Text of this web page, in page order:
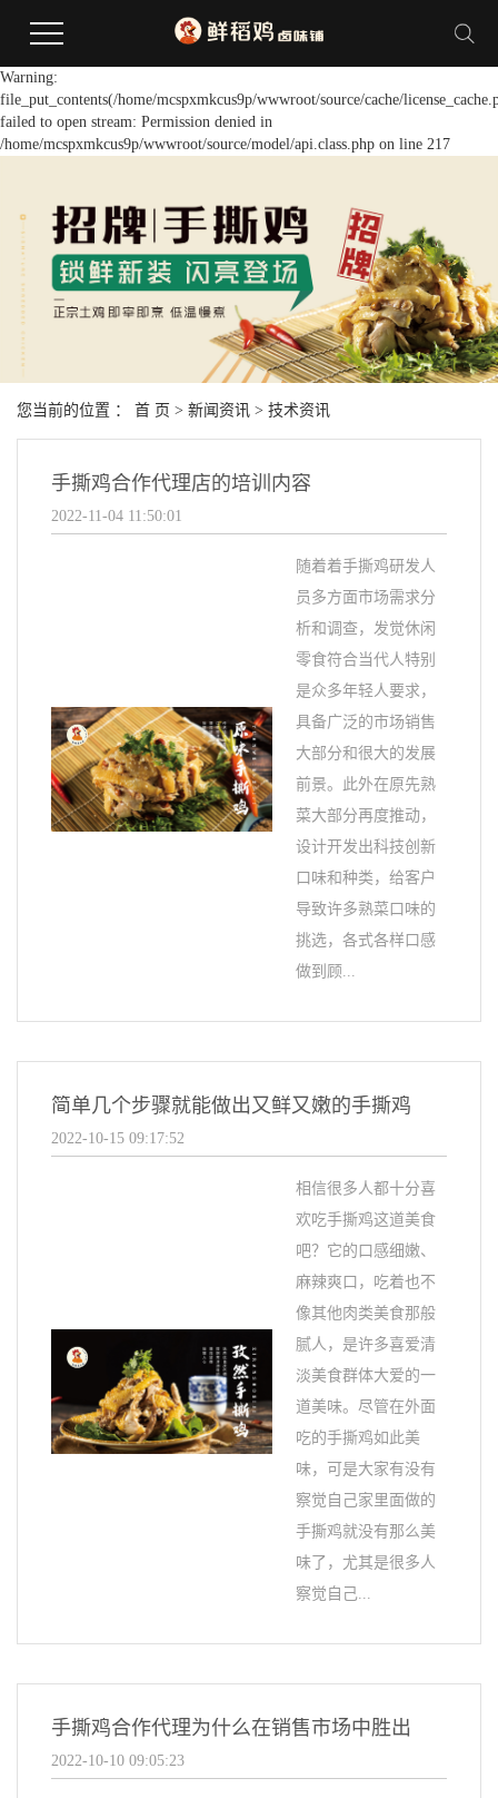
Warning:
file_put_contents(/home/mcspxmkcus9p/wwwroot/source/cache/
failed to open stream: Permission denied in
/home/mcspxmkcus9p/wwwroot/source/model/api.class.php on line 217
您当前的位置 ： 首 页 > 新闻资讯 > 技术资讯
手撕鸡合作代理店的培训内容
2022-11-04 11:50:01
随着着手撕鸡研发人
员多方面市场需求分
析和调查，发觉休闲
零食符合当代人特别
是众多年轻人要求，
具备广泛的市场销售
大部分和很大的发展
前景。此外在原先熟
菜大部分再度推动，
设计开发出科技创新
口味和种类，给客户
导致许多熟菜口味的
挑选，各式各样口感
做到顾...
简单几个步骤就能做出又鲜又嫩的手撕鸡
2022-10-15 09:17:52
相信很多人都十分喜
欢吃手撕鸡这道美食
吧？它的口感细嫩、
麻辣爽口，吃着也不
像其他肉类美食那般
腻人，是许多喜爱清
淡美食群体大爱的一
道美味。尽管在外面
吃的手撕鸡如此美
味，可是大家有没有
察觉自己家里面做的
手撕鸡就没有那么美
味了，尤其是很多人
察觉自己...
手撕鸡合作代理为什么在销售市场中胜出
2022-10-10 09:05:23